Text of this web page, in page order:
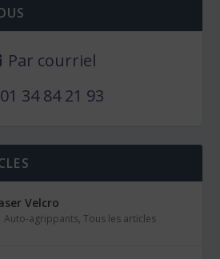
Par courriel
01 34 84 21 93
Velcro
Auto-agrippants,Tous les articles